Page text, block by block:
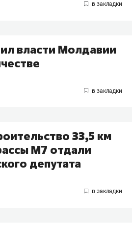
власти Молдавии
33,5 км
М7 отдали
депутата